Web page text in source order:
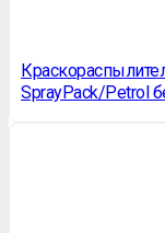
SprayPack/Petrol